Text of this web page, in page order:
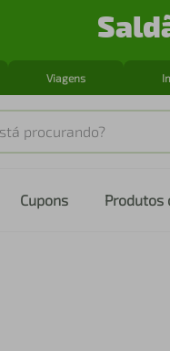
Viagens
procurando?
Cupons Produtos